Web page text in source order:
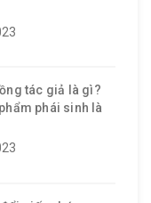
tác giả là gì?
phái sinh là